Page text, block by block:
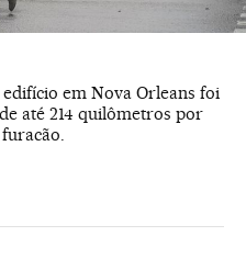
em Nova Orleans foi
até 214 quilômetros por